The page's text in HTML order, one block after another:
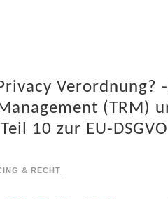
Verordnung?
(TRM)
10 zur EU-DSGVO
& RECHT